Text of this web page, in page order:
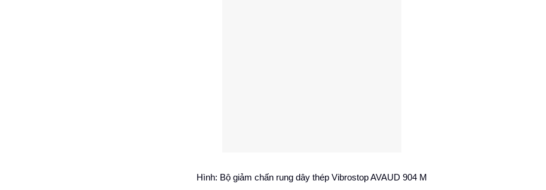
Hình: Bộ giảm chấn rung dây thép Vibrostop AVAUD 904 M